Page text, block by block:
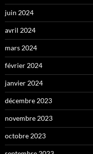
juin 2024
avril 2024
mars 2024
février 2024
janvier 2024
décembre 2023
novembre 2023
octobre 2023